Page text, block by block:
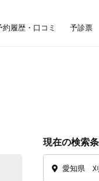
約履歴・口コミ 予診票
現在の検索
愛知県